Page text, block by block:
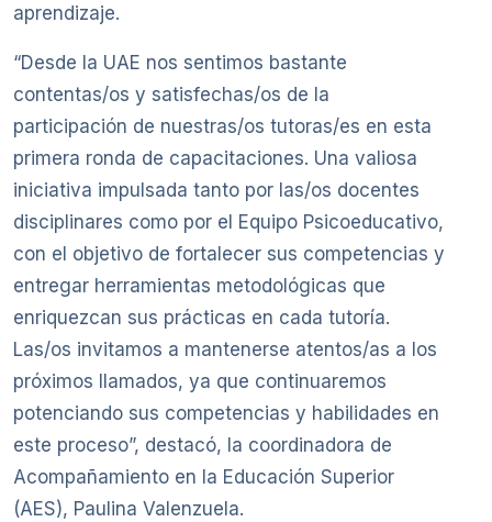
aprendizaje.
“Desde la UAE nos sentimos bastante
contentas/os y satisfechas/os de la
participación de nuestras/os tutoras/es en esta
primera ronda de capacitaciones. Una valiosa
iniciativa impulsada tanto por las/os docentes
disciplinares como por el Equipo Psicoeducativo,
con el objetivo de fortalecer sus competencias y
entregar herramientas metodológicas que
enriquezcan sus prácticas en cada tutoría.
Las/os invitamos a mantenerse atentos/as a los
próximos llamados, ya que continuaremos
potenciando sus competencias y habilidades en
este proceso”, destacó, la coordinadora de
Acompañamiento en la Educación Superior
(AES), Paulina Valenzuela.